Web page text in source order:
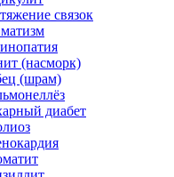
связок
(насморк)
(шрам)
диабет